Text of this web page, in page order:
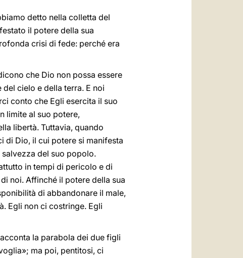
detto nella colletta del
il potere della sua
crisi di fede: perché era
che Dio non possa essere
cielo e della terra. E noi
conto che Egli esercita il suo
limite al suo potere,
libertà. Tuttavia, quando
di Dio, il cui potere si manifesta
del suo popolo.
in tempi di pericolo e di
noi. Affinché il potere della sua
di abbandonare il male,
Egli non ci costringe. Egli
la parabola dei due figli
ma poi, pentitosi, ci